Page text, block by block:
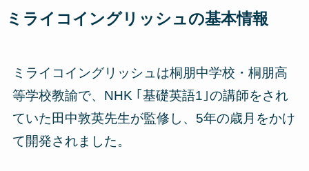
ミライコイングリッシュの基本情報
ミライコイングリッシュは桐朋中学校・桐朋高
等学校教諭で、NHK ｢基礎英語1｣の講師をされ
ていた田中敦英先生が監修し、5年の歳月をかけ
て開発されました。